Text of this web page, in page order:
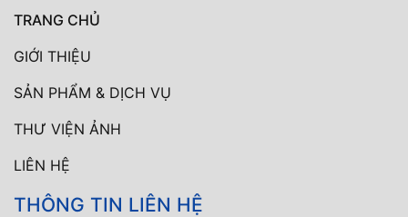
TRANG CHỦ
GIỚI THIỆU
SẢN PHẨM & DỊCH VỤ
THƯ VIỆN ẢNH
LIÊN HỆ
THÔNG TIN LIÊN HỆ